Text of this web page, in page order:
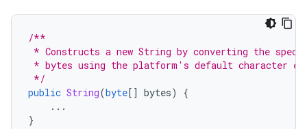
/**
* Constructs a new String by converting the
* bytes using the platform's default character
*/
public String(byte[] bytes)
{
...
}